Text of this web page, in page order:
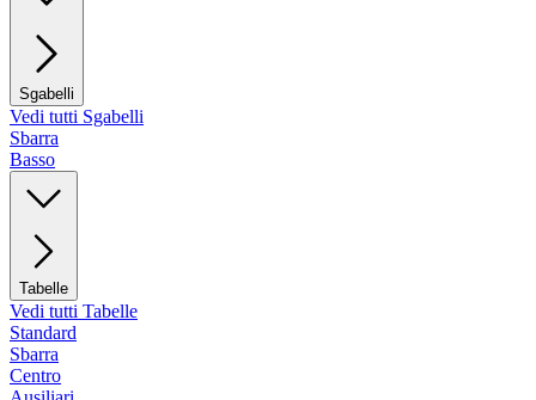
Sgabelli
Vedi tutti Sgabelli
Sbarra
Basso
Tabelle
Vedi tutti Tabelle
Standard
Sbarra
Centro